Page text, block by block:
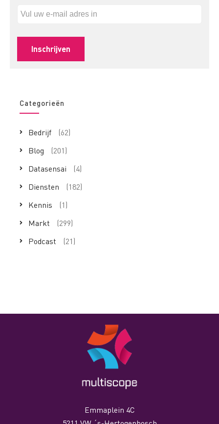
Categorieën
Bedrijf
(62)
Blog
(201)
Datasensai
(4)
Diensten
(182)
Kennis
(1)
Markt
(299)
Podcast
(21)
Emmaplein 4C